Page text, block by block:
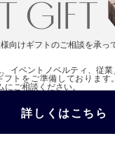
向けギフトのご相談を承っ
イベントノベルティ、従
フトをご準備しております
にご相談ください。
詳しくはこちら